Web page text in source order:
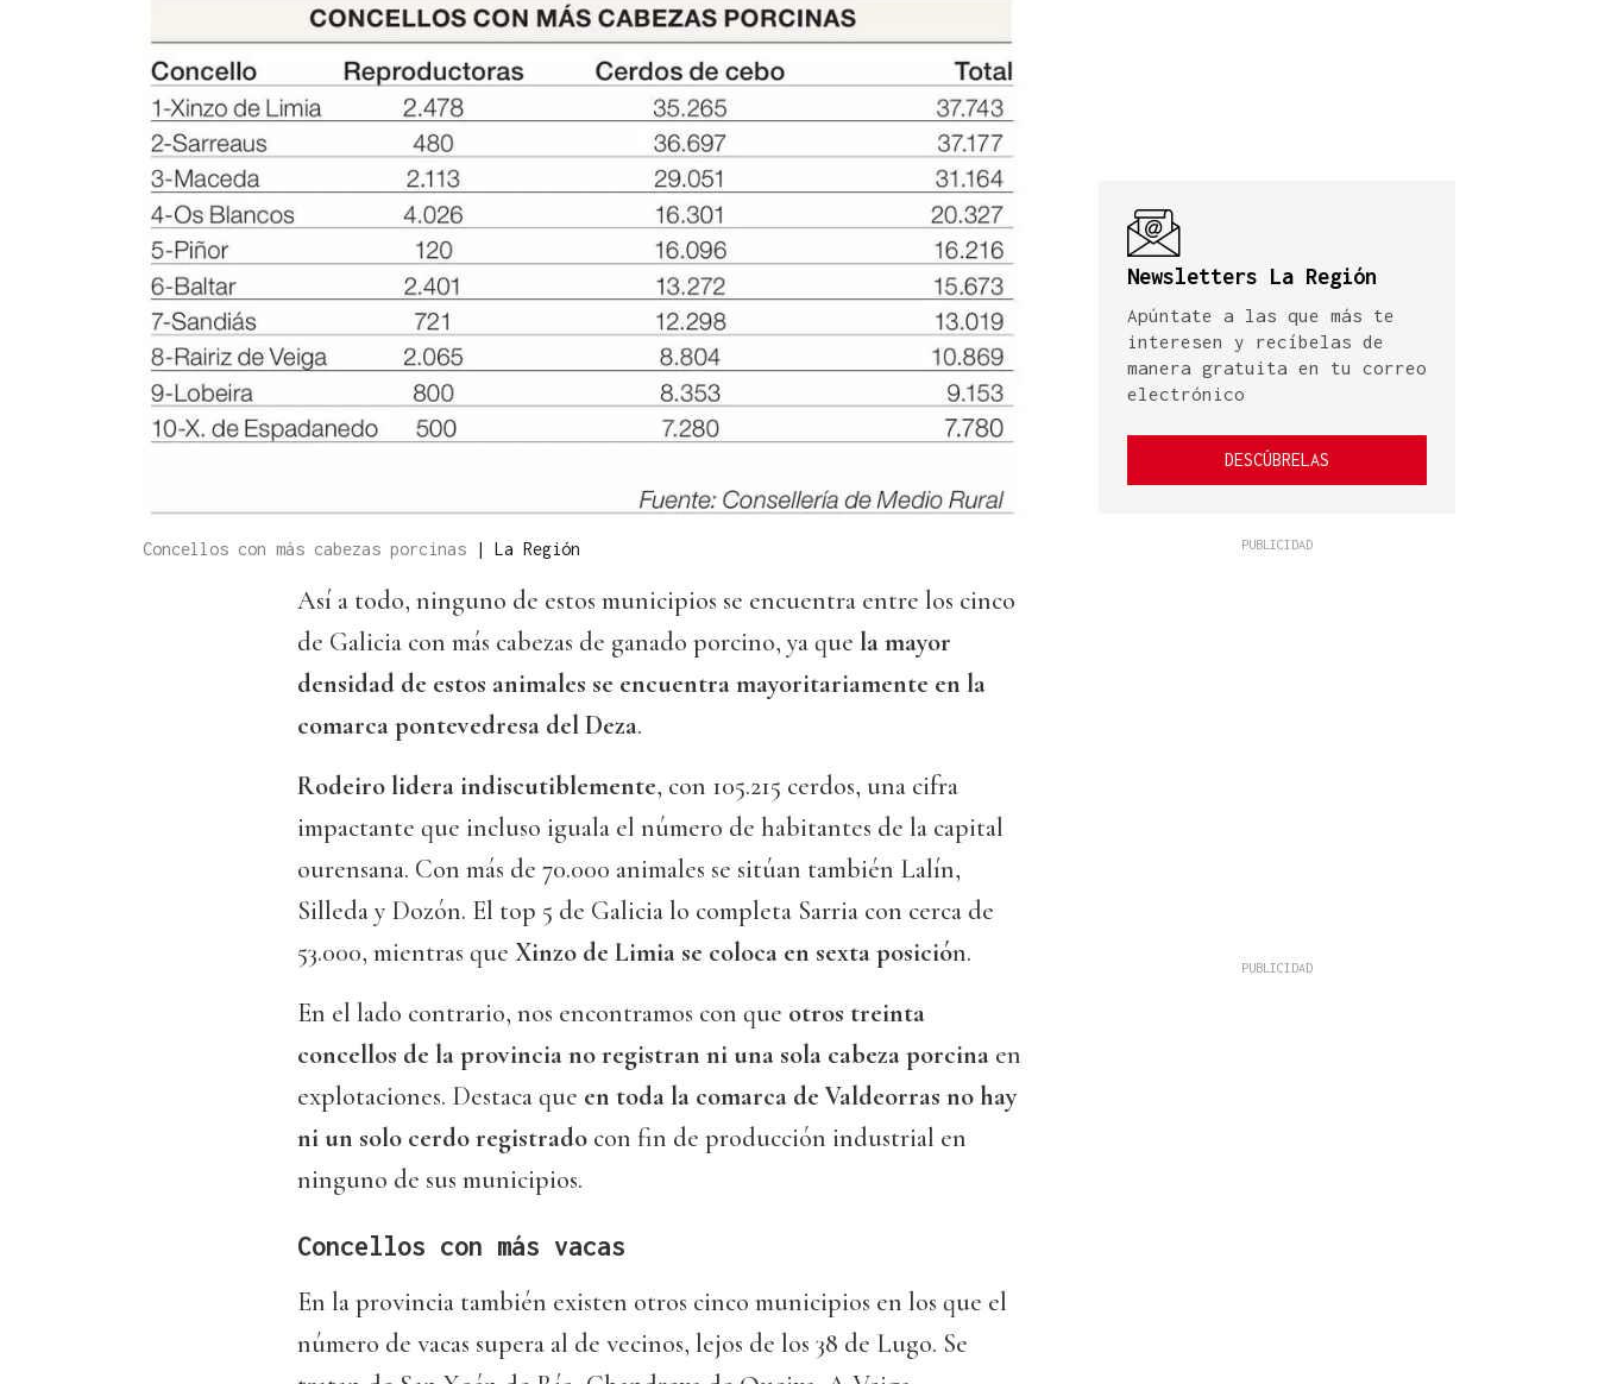
Concellos con más cabezas porcinas | La Región
Así a todo, ninguno de estos municipios se encuentra entre los cinco
de Galicia con más cabezas de ganado porcino, ya que la mayor
densidad de estos animales se encuentra mayoritariamente en la
comarca pontevedresa del Deza.
Rodeiro lidera indiscutiblemente, con 105.215 cerdos, una cifra
impactante que incluso iguala el número de habitantes de la capital
ourensana. Con más de 70.000 animales se sitúan también Lalín,
Silleda y Dozón. El top 5 de Galicia lo completa Sarria con cerca de
53.000, mientras que Xinzo de Limia se coloca en sexta posición.
En el lado contrario, nos encontramos con que otros treinta
concellos de la provincia no registran ni una sola cabeza porcina en
explotaciones. Destaca que en toda la comarca de Valdeorras no hay
ni un solo cerdo registrado con fin de producción industrial en
ninguno de sus municipios.
Concellos con más vacas
En la provincia también existen otros cinco municipios en los que el
número de vacas supera al de vecinos, lejos de los 38 de Lugo. Se
Newsletters La Región
Apúntate a las que más te
interesen y recíbelas de
manera gratuita en tu correo
electrónico
DESCÚBRELAS